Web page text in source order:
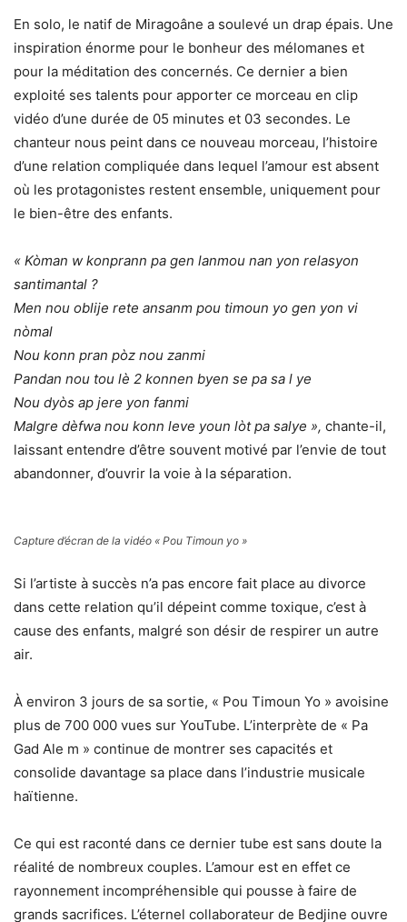
En solo, le natif de Miragoâne a soulevé un drap épais. Une
inspiration énorme pour le bonheur des mélomanes et
pour la méditation des concernés. Ce dernier a bien
exploité ses talents pour apporter ce morceau en clip
vidéo d’une durée de 05 minutes et 03 secondes. Le
chanteur nous peint dans ce nouveau morceau, l’histoire
d’une relation compliquée dans lequel l’amour est absent
où les protagonistes restent ensemble, uniquement pour
le bien-être des enfants.
« Kòman w konprann pa gen lanmou nan yon relasyon
santimantal ?
Men nou oblije rete ansanm pou timoun yo gen yon vi
nòmal
Nou konn pran pòz nou zanmi
Pandan nou tou lè 2 konnen byen se pa sa l ye
Nou dyòs ap jere yon fanmi
Malgre dèfwa nou konn leve youn lòt pa salye », chante-il,
laissant entendre d’être souvent motivé par l’envie de tout
abandonner, d’ouvrir la voie à la séparation.
Capture d’écran de la vidéo « Pou Timoun yo »
Si l’artiste à succès n’a pas encore fait place au divorce
dans cette relation qu’il dépeint comme toxique, c’est à
cause des enfants, malgré son désir de respirer un autre
air.
À environ 3 jours de sa sortie, « Pou Timoun Yo » avoisine
plus de 700 000 vues sur YouTube. L’interprète de « Pa
Gad Ale m » continue de montrer ses capacités et
consolide davantage sa place dans l’industrie musicale
haïtienne.
Ce qui est raconté dans ce dernier tube est sans doute la
réalité de nombreux couples. L’amour est en effet ce
rayonnement incompréhensible qui pousse à faire de
grands sacrifices. L’éternel collaborateur de Bedjine ouvre